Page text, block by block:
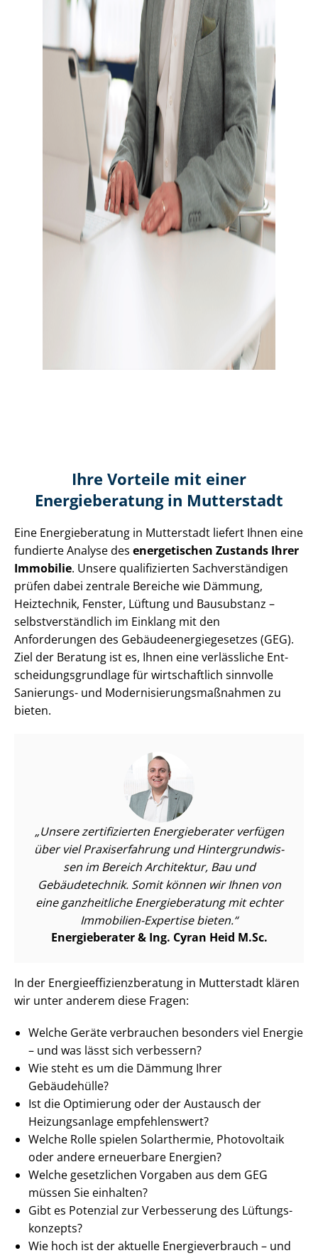
Ihre Vorteile mit einer
Energieberatung in Mutterstadt
Eine Energieberatung in Mutterstadt liefert Ihnen eine
fundierte Analyse des energetischen Zustands Ihrer
Immobilie. Unsere qualifizierten Sach­ver­stän­di­gen
prüfen dabei zentrale Bereiche wie Dämmung,
Heiztechnik, Fenster, Lüftung und Bausubstanz –
selbst­ver­ständ­lich im Einklang mit den
Anforderungen des Ge­bäu­de­en­er­gie­ge­set­zes (GEG).
Ziel der Beratung ist es, Ihnen eine verlässliche Ent­
schei­dungs­grund­la­ge für wirtschaftlich sinnvolle
Sanierungs- und Mo­der­ni­sie­rungs­maß­nah­men zu
bieten.
Unsere zertifizierten Energieberater verfügen
über viel Praxiserfahrung und Hin­ter­grund­wis­
sen im Bereich Architektur, Bau und
Gebäudetechnik. Somit können wir Ihnen von
eine ganzheitliche Energieberatung mit echter
Immobilien-Expertise bieten.
Energieberater & Ing. Cyran Heid M.Sc.
In der En­er­gie­ef­fi­zi­enz­be­ra­tung in Mutterstadt klären
wir unter anderem diese Fragen:
Welche Geräte verbrauchen besonders viel Energie
– und was lässt sich verbessern?
Wie steht es um die Dämmung Ihrer
Gebäudehülle?
Ist die Optimierung oder der Austausch der
Heizungsanlage empfehlenswert?
Welche Rolle spielen Solarthermie, Photovoltaik
oder andere erneuerbare Energien?
Welche gesetzlichen Vorgaben aus dem GEG
müssen Sie einhalten?
Gibt es Potenzial zur Verbesserung des Lüf­tungs­
kon­zepts?
Wie hoch ist der aktuelle En­er­gie­ver­brauch – und